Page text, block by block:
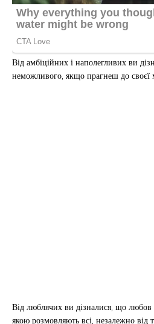
Від амбіційних і наполегливих ви
неможливого, якщо прагнеш до своєї
Від люблячих ви дізналися, що любов
якою розмовляють всі, незалежно від